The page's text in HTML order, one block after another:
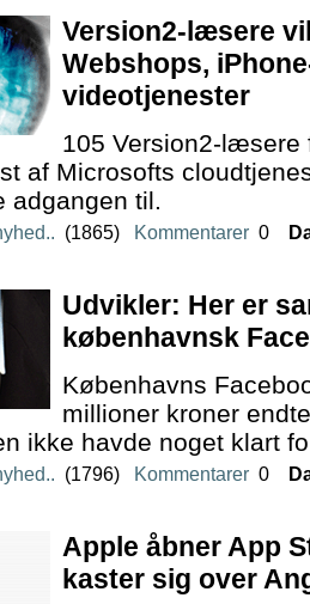
Version2-læsere
Webshops,
videotjenester
105 Version2-læsere
af Microsofts
adgangen til.
(1865) Kommentarer 0
Udvikler: Her er
københavnsk
Københavns
millioner kroner
ikke havde noget klart
(1796) Kommentarer 0
Apple åbner App
kaster sig over